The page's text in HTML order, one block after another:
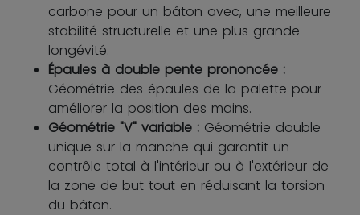
carbone pour un bâton avec, une meilleure
stabilité structurelle et une plus grande
longévité.
Épaules à double pente prononcée :
Géométrie des épaules de la palette pour
améliorer la position des mains.
Géométrie "V" variable : Géométrie double
unique sur la manche qui garantit un
contrôle total à l'intérieur ou à l'extérieur de
la zone de but tout en réduisant la torsion
du bâton.